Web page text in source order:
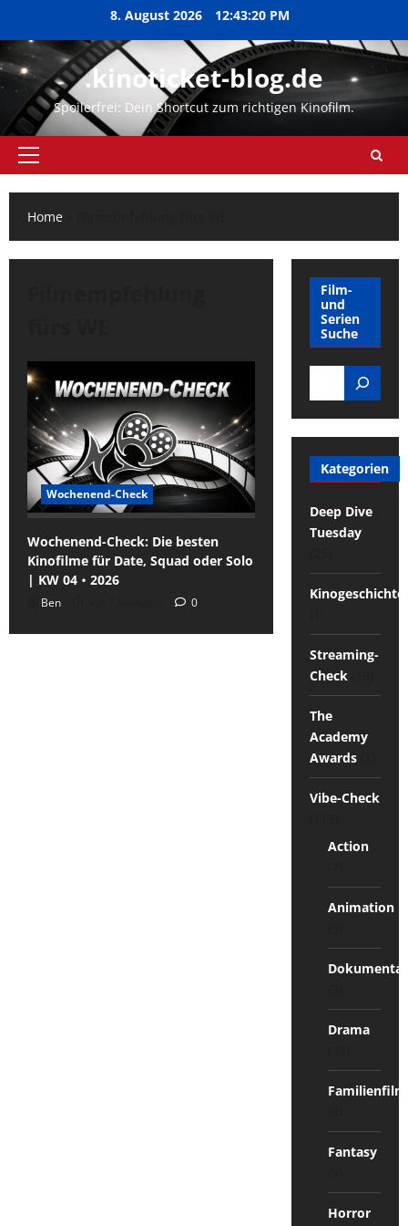
springen
8. August 2026 12:43:21 PM
.kinoticket-blog.de
Spoilerfrei: Dein Shortcut zum richtigen Kinofilm.
Primäres
Home
Wochenend-Check
Wochenend-Check: Die besten
Kinofilme für Date, Squad oder Solo
| KW 04・2026
Ben 0
Film-
und
Serien
Suche
Search
Kategorien
Deep Dive
Tuesday
Kinogeschichte
Streaming-
Check(18)
The
Academy
Awards(1)
Vibe-Check
Action
Animation
Drama
Familienfilm
Fantasy
Horror